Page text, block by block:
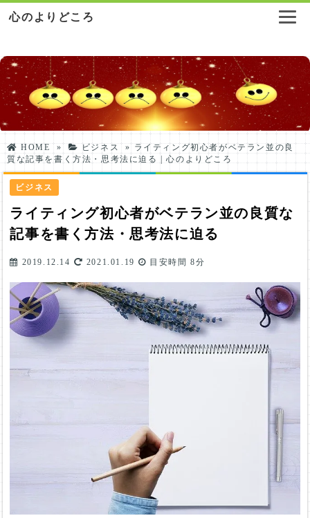
心のよりどころ
HOME » ビジネス » ライティング初心者がベテラン並の良
質な記事を書く方法・思考法に迫る | 心のよりどころ
ビジネス
ライティング初心者がベテラン並の良質な
記事を書く方法・思考法に迫る
2019.12.14 2021.01.19 目安時間8分